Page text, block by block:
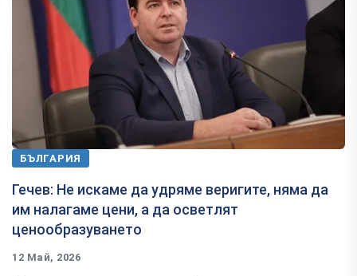
БЪЛГАРИЯ
Гечев: Не искаме да удряме веригите, няма да
им налагаме цени, а да осветлят
ценообразуването
12 Май, 2026